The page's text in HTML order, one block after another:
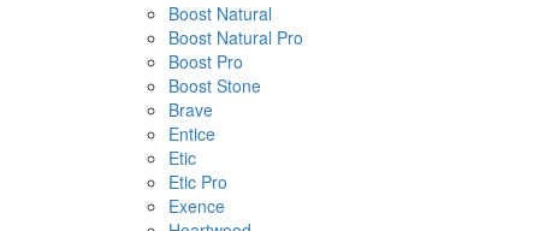
Boost Natural
Boost Natural Pro
Boost Pro
Boost Stone
Brave
Entice
Etic
Etic Pro
Exence